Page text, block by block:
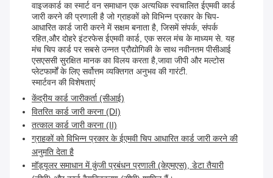
वाइजकार्ड का स्मार्ट वन समाधान एक अत्यधिक स्वचालित ईएमवी कार्ड
जारी करने की प्रणाली है जो ग्राहकों को विभिन्न प्रकार के चिप-
आधारित कार्ड जारी करने में सक्षम बनाता है, जिसमें संपर्क, संपर्क
रहित,और दोहरे इंटरफेस ईएमवी कार्ड, एक सरल मंच के माध्यम से. यह
मंच चिप कार्ड पर सबसे उन्नत प्रौद्योगिकी के साथ नवीनतम पीसीआई
एसएससी सुरक्षित मानक का विलय करता है,जावा जीपी और मल्टोस
प्लेटफार्मों के लिए सर्वोत्तम व्यक्तिगत अनुभव की गारंटी.
स्मार्टवन की विशेषताएं
केंद्रीय कार्ड जारीकर्ता (सीआई)
वितरित कार्ड जारी करना (DI)
तत्काल कार्ड जारी करना (II)
ग्राहकों को विभिन्न प्रकार के ईएमवी चिप आधारित कार्ड जारी करने की
अनुमति देता है
मॉड्यूलर समाधान में कुंजी प्रबंधन प्रणाली (केएमएस), डेटा तैयारी